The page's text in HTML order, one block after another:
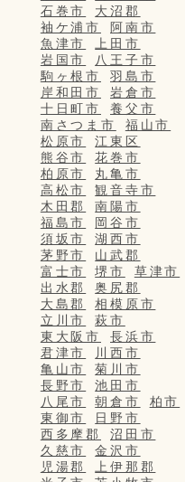
石巻市
大沼郡
袖ケ浦市
阿南市
魚津市
上田市
岩国市
八王子市
駒ヶ根市
羽島市
岸和田市
岩倉市
十日町市
養父市
南さつま市
福山市
松原市
江東区
熊谷市
花巻市
柏原市
丸亀市
高松市
観音寺市
木田郡
南陽市
福島市
岡谷市
須坂市
湖西市
茅野市
山武郡
富士市
堺市
草津市
出水郡
奥尻郡
大島郡
相模原市
立川市
萩市
東大阪市
長浜市
君津市
川西市
亀山市
菊川市
長野市
池田市
八尾市
朝倉市
柏市
東御市
日野市
西多摩郡
沼田市
久慈市
金沢市
児湯郡
上伊那郡